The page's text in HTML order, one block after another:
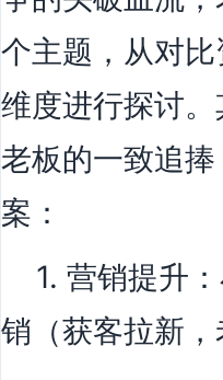
个主题，从对
维度进行探讨
老板的一致追
案：
1. 营销提升：
销（获客拉新，